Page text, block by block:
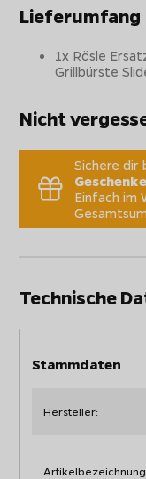
Lieferumfang
1x Rösle
Grillbürste
Nicht
Sichere dir
Einfach im
Technische
Stammdaten
Hersteller: